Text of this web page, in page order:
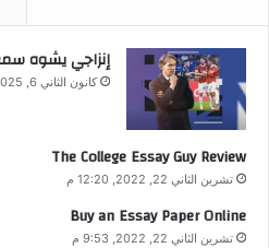
إنزاجي يشوه
كانون الثاني 6, 2025, 11:59 ص
The College Essay Guy Review
تشرين الثاني 22, 2022, 12:20 م
Buy an Essay Paper Online
تشرين الثاني 22, 2022, 9:53 م